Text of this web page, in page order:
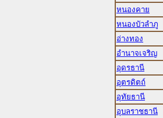
หนองคาย
หนองบัวลำภู
อ่างทอง
อำนาจเจริญ
อุดรธานี
อุตรดิตถ์
อุทัยธานี
อุบลราชธานี